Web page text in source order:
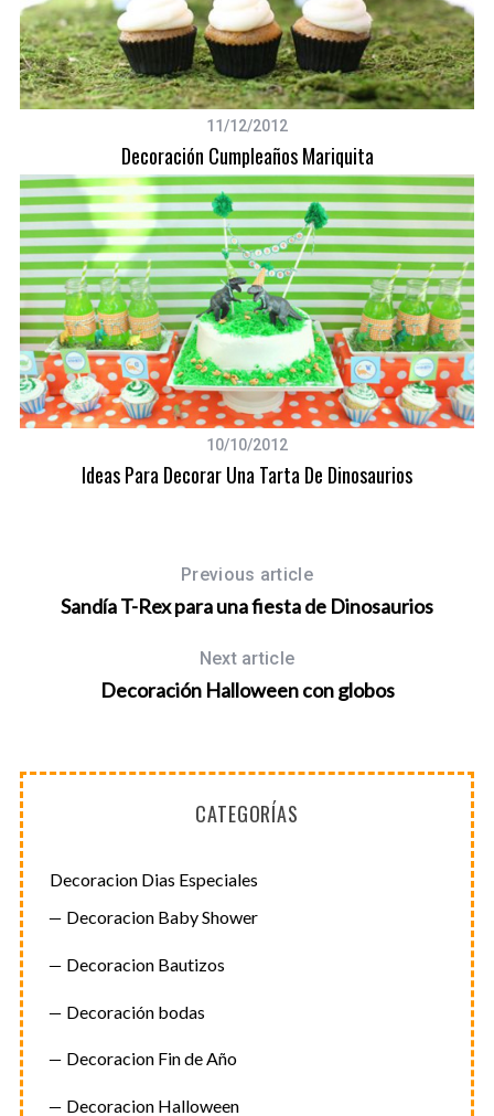
11/12/2012
Decoración Cumpleaños Mariquita
10/10/2012
Ideas Para Decorar Una Tarta De Dinosaurios
Previous article
Sandía T-Rex para una fiesta de Dinosaurios
Next article
Decoración Halloween con globos
CATEGORÍAS
Decoracion Dias Especiales
Decoracion Baby Shower
Decoracion Bautizos
Decoración bodas
Decoracion Fin de Año
Decoracion Halloween
S
a
c
f